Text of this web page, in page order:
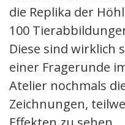
die Replika der
100
Diese sind wirklich
einer Fragerunde
Atelier nochmals
Zeichnungen,